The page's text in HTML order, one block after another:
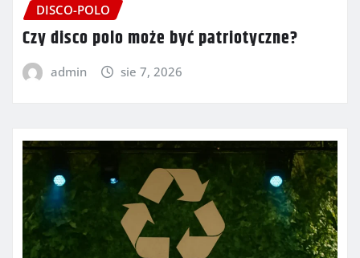
DISCO-POLO
Czy disco polo może być patriotyczne?
admin sie 7, 2026